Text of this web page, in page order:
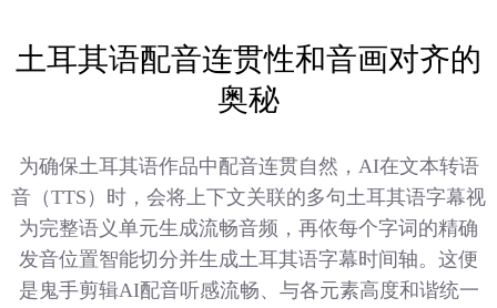
土耳其语配音连贯性和音画对齐的
奥秘
为确保土耳其语作品中配音连贯自然，AI在文本转语
音（TTS）时，会将上下文关联的多句土耳其语字幕视
为完整语义单元生成流畅音频，再依每个字词的精确
发音位置智能切分并生成土耳其语字幕时间轴。这便
是鬼手剪辑AI配音听感流畅、与各元素高度和谐统一